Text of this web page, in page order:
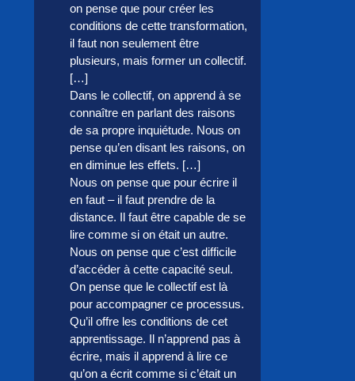
on pense que pour créer les
conditions de cette transformation,
il faut non seulement être
plusieurs, mais former un collectif.
[…]
Dans le collectif, on apprend à se
connaître en parlant des raisons
de sa propre inquiétude. Nous on
pense qu’en disant les raisons, on
en diminue les effets. […]
Nous on pense que pour écrire il
en faut – il faut prendre de la
distance. Il faut être capable de se
lire comme si on était un autre.
Nous on pense que c’est difficile
d’accéder à cette capacité seul.
On pense que le collectif est là
pour accompagner ce processus.
Qu’il offre les conditions de cet
apprentissage. Il n’apprend pas à
écrire, mais il apprend à lire ce
qu’on a écrit comme si c’était un